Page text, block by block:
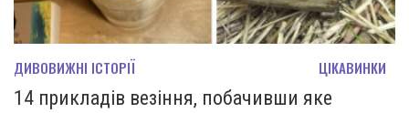
ДИВОВИЖНІ ІСТОРІЇ ЦІКАВИНКИ
14 прикладів везіння, побачивши яке